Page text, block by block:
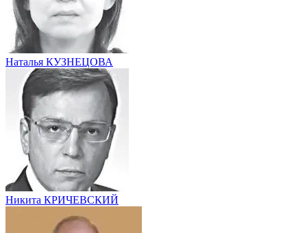
Наталья КУЗНЕЦОВА
Никита КРИЧЕВСКИЙ